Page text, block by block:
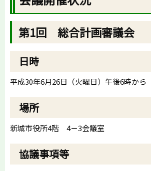
第1回 総合計画審議会
日時
平成30年6月26日（火曜日）午後6時から
場所
新城市役所4階 4－3会議室
協議事項等